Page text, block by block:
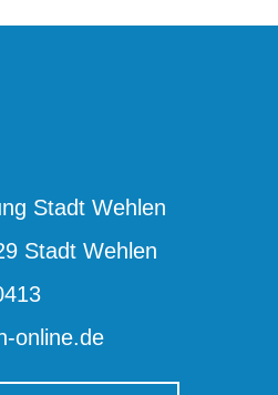
Stadt Wehlen
Stadt Wehlen
online.de